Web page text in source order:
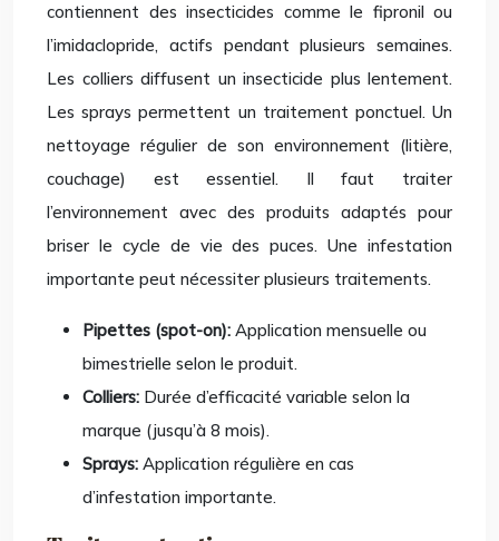
contiennent des insecticides comme le fipronil ou
l’imidaclopride, actifs pendant plusieurs semaines.
Les colliers diffusent un insecticide plus lentement.
Les sprays permettent un traitement ponctuel. Un
nettoyage régulier de son environnement (litière,
couchage) est essentiel. Il faut traiter
l’environnement avec des produits adaptés pour
briser le cycle de vie des puces. Une infestation
importante peut nécessiter plusieurs traitements.
Pipettes (spot-on): Application mensuelle ou
bimestrielle selon le produit.
Colliers: Durée d’efficacité variable selon la
marque (jusqu’à 8 mois).
Sprays: Application régulière en cas
d’infestation importante.